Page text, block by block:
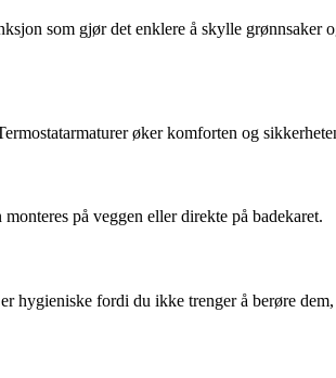
som gjør det enklere å skylle grønnsaker
øker komforten og
på veggen eller direkte på badekaret.
hygieniske fordi du ikke trenger å berøre